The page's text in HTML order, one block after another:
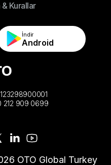
Uygulamaları
Kurallar
Kurallar
İndir
Android
212 909 0699
OTO Global Turkey